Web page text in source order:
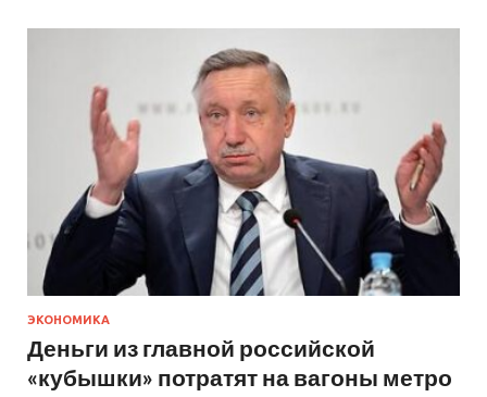
ЭКОНОМИКА
Деньги из главной российской
«кубышки» потратят на вагоны метро